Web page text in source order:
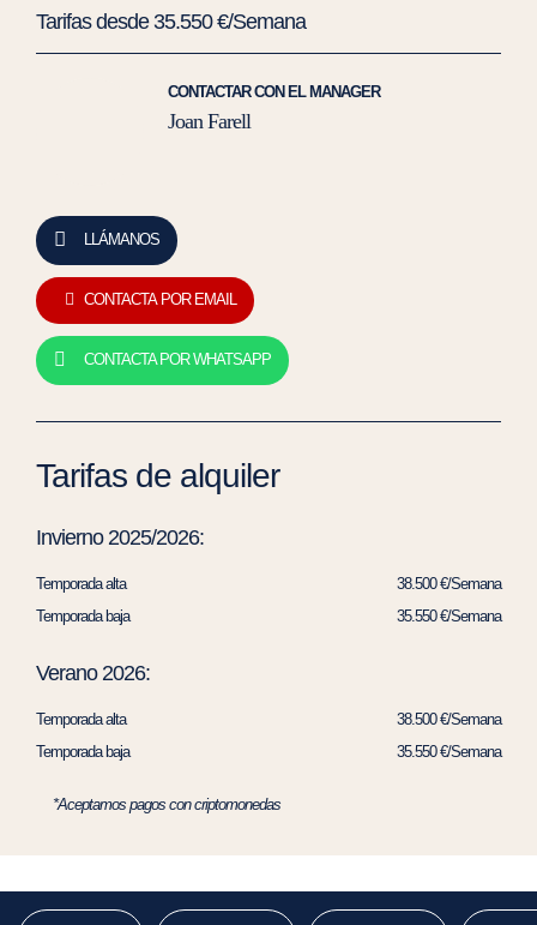
Tarifas desde 35.550 €/Semana
CONTACTAR CON EL MANAGER
Joan Farell
LLÁMANOS
CONTACTA POR EMAIL
CONTACTA POR WHATSAPP
Tarifas de alquiler
Invierno 2025/2026:
Temporada alta
38.500 €/Semana
Temporada baja
35.550 €/Semana
Verano 2026:
Temporada alta
38.500 €/Semana
Temporada baja
35.550 €/Semana
*Aceptamos pagos con criptomonedas